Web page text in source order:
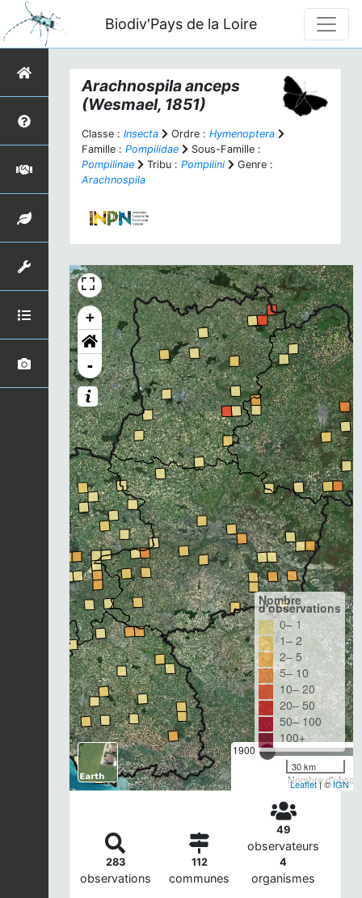
Biodiv'Pays de la Loire
Arachnospila anceps
(Wesmael, 1851)
Classe : Insecta Ordre : Hymenoptera
Famille : Pompilidae
Sous-Famille :
Pompilinae
Tribu : Pompilini
Genre :
Arachnospila
+
-
1900
Nombre
Nombre
d'observations
0– 1
1– 2
2– 5
5– 10
10– 20
20– 50
50– 100
100+
30 km
Leaflet| ©IGN
283
observations
112
communes
49
observateurs
4
organismes